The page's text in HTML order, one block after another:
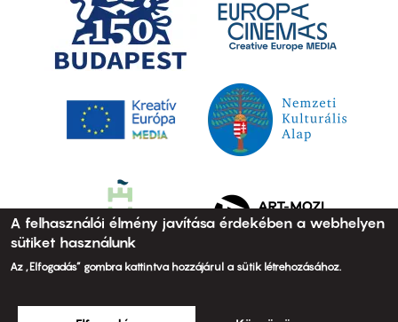
A felhasználói élmény javítása érdekében a webhelyen
sütiket használunk
Az „Elfogadás” gombra kattintva hozzájárul a sütik létrehozásához.